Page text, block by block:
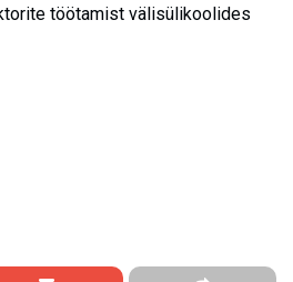
töötamist välisülikoolides